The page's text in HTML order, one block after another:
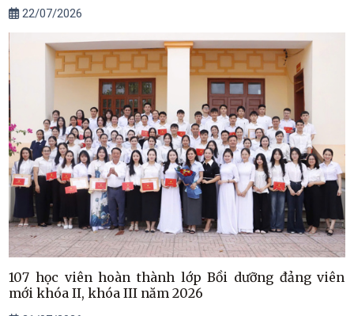
22/07/2026
107 học viên hoàn thành lớp Bồi dưỡng đảng viên
mới khóa II, khóa III năm 2026